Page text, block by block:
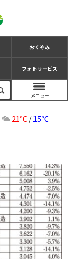
おくやみ
フォトサービス
21℃/15℃